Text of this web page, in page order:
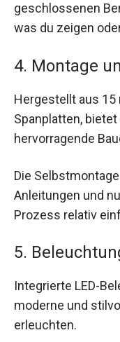
geschlossenen
was du zeigen
4. Montage
Hergestellt aus
Spanplatten,
hervorragende
Die
Anleitungen und
Prozess relativ
5.
Integrierte LED-
moderne und
erleuchten.